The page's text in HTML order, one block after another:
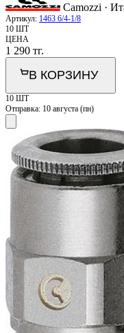
Camozzi ·
Артикул: 1463 6/4-1/8
10 ШТ
ЦЕНА
1 290 тг.
В КОРЗИНУ
10 ШТ
Отправка: 10 августа (пн)